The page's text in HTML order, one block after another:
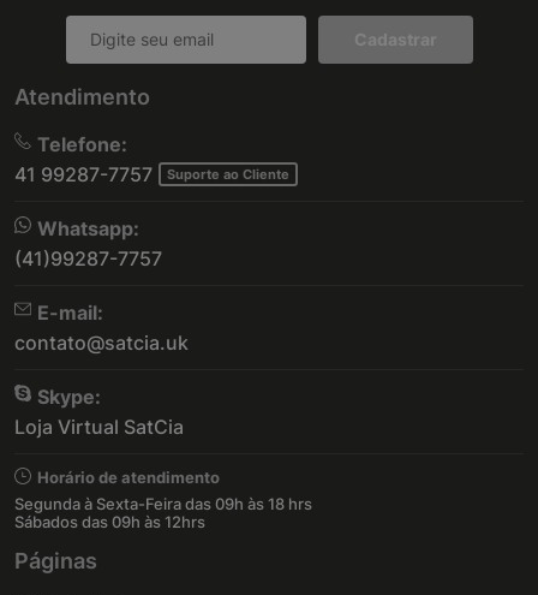
Cadastrar
Atendimento
Telefone:
41 99287-7757
Suporte ao Cliente
Whatsapp:
(41)99287-7757
E-mail:
contato@satcia.uk
Skype:
Loja Virtual SatCia
Horário de atendimento
Segunda à Sexta-Feira das 09h às 18 hrs
Sábados das 09h às 12hrs
Páginas